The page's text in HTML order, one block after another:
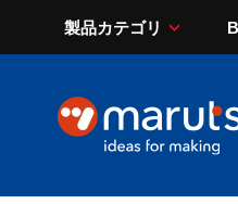
製品カテゴリ